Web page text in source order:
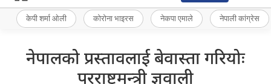
केपी शर्मा ओली कोरोना भाइरस नेकपा एमाले नेपाली कांग्रेस
नेपालको प्रस्तावलाई बेवास्ता गरियोः
परराष्ट्रमन्त्री ज्ञवाली